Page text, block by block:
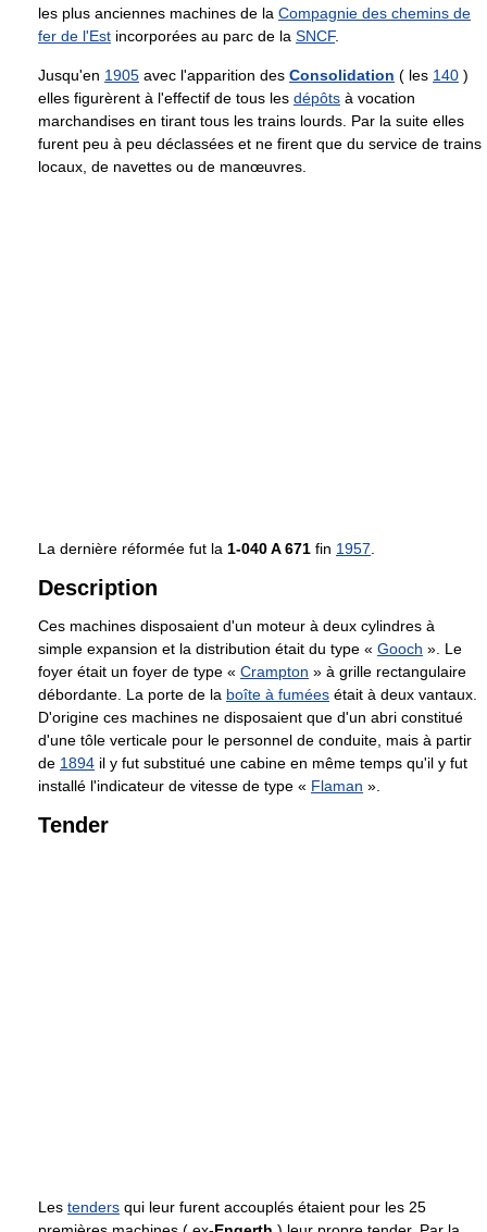
les plus anciennes machines de la Compagnie des chemins de
fer de l'Est incorporées au parc de la SNCF.
Jusqu'en 1905 avec l'apparition des Consolidation ( les 140 )
elles figurèrent à l'effectif de tous les dépôts à vocation
marchandises en tirant tous les trains lourds. Par la suite elles
furent peu à peu déclassées et ne firent que du service de trains
locaux, de navettes ou de manœuvres.
La dernière réformée fut la 1-040 A 671 fin 1957
Description
Ces machines disposaient d'un moteur à deux cylindres à
simple expansion et la distribution était du type « Gooch ». Le
foyer était un foyer de type « Crampton » à grille rectangulaire
débordante. La porte de la boîte à fumées était à deux vantaux.
D'origine ces machines ne disposaient que d'un abri constitué
d'une tôle verticale pour le personnel de conduite, mais à partir
de 1894 il y fut substitué une cabine en même temps qu'il y fut
installé l'indicateur de vitesse de type « Flaman ».
Tender
Les tenders qui leur furent accouplés étaient pour les 25